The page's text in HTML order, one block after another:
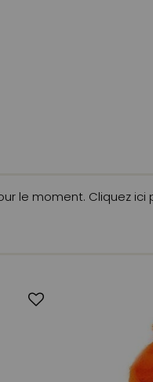
le moment. Cliquez ici